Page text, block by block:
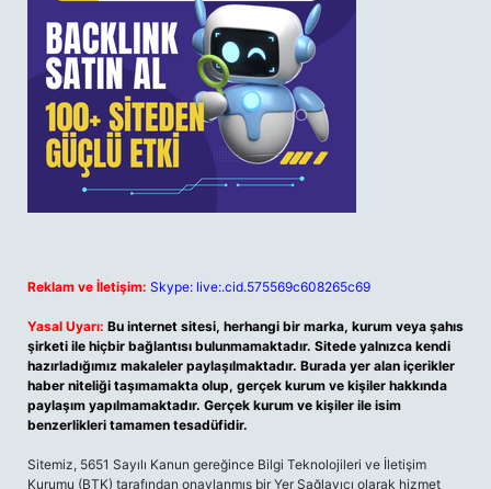
Reklam ve İletişim: Skype: live:.cid.575569c608265c69
Yasal Uyarı: Bu internet sitesi, herhangi bir marka, kurum veya şahıs
şirketi ile hiçbir bağlantısı bulunmamaktadır. Sitede yalnızca kendi
hazırladığımız makaleler paylaşılmaktadır. Burada yer alan içerikler
haber niteliği taşımamakta olup, gerçek kurum ve kişiler hakkında
paylaşım yapılmamaktadır. Gerçek kurum ve kişiler ile isim
benzerlikleri tamamen tesadüfidir.
Sitemiz, 5651 Sayılı Kanun gereğince Bilgi Teknolojileri ve İletişim
Kurumu (BTK) tarafından onaylanmış bir Yer Sağlayıcı olarak hizmet